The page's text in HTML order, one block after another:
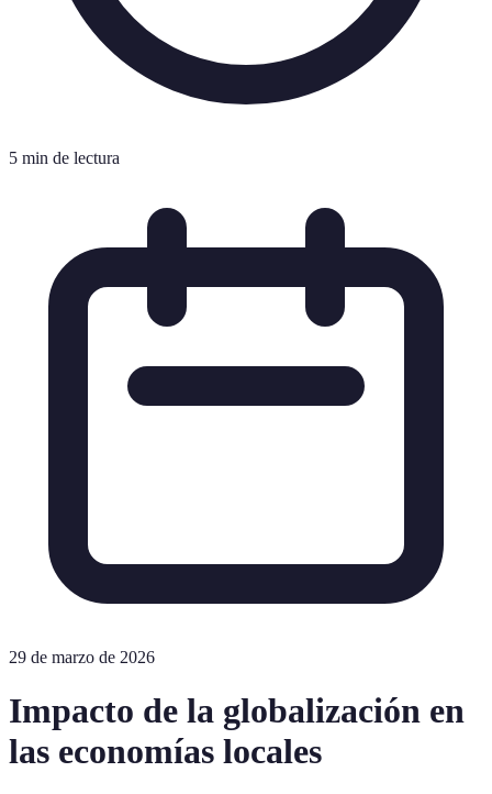
5 min de lectura
29 de marzo de 2026
Impacto de la globalización en
las economías locales